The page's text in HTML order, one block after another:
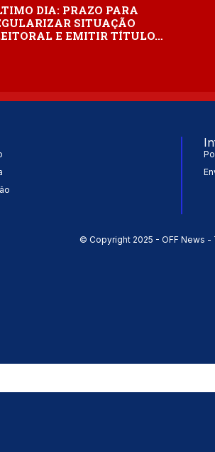
DIA: PRAZO PARA
SITUAÇÃO
E EMITIR TÍTULO…
© Copyright 2025 - OFF News